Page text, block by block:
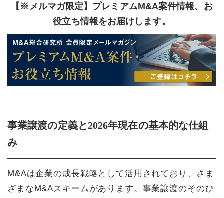
【※メルマガ限定】プレミアムM&A案件情報、お
役立ち情報をお届けします。
事業譲渡の定義と2026年現在の基本的な仕組
み
M&Aは企業の成長戦略として活用されており、さま
ざまなM&Aスキームがあります。事業譲渡のそのひ